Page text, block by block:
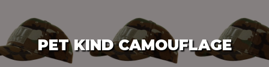
PET KIND CAMOUFLAGE